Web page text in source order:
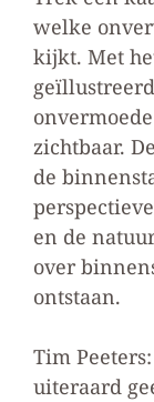
welke
kijkt. Met
zichtbaar.
de
en de
over
ontstaan.
Tim
uiteraard